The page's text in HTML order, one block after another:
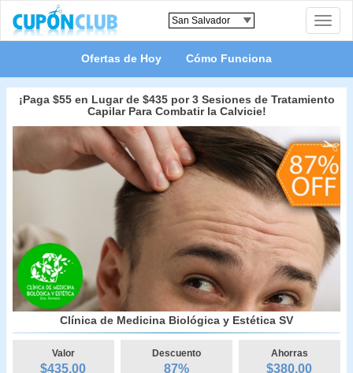
Toggle
Ofertas de Hoy Cómo Funciona
¡Paga $55 en Lugar de $435 por 3 Sesiones de Tratamiento
Capilar Para Combatir la Calvicie!
Clínica de Medicina Biológica y Estética SV
Valor
$435.00
Descuento
87%
Ahorras
$380.00